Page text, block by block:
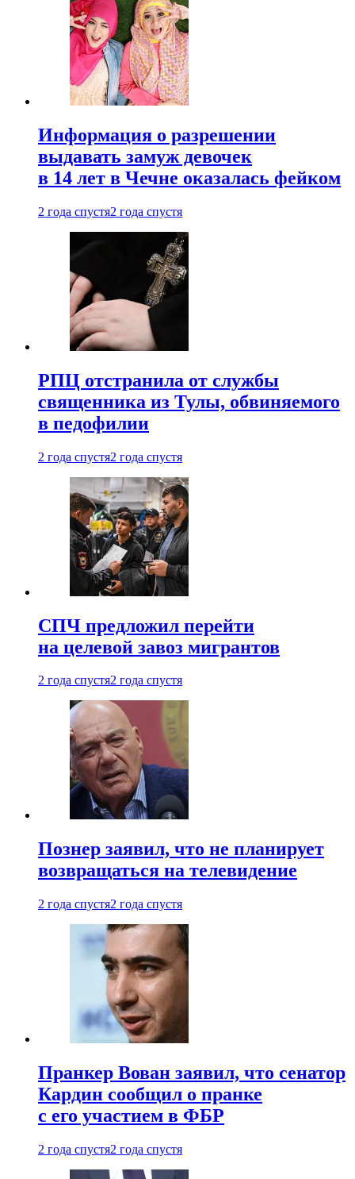
Информация о разрешении
выдавать замуж девочек
в 14 лет в Чечне оказалась фейком
2 года спустя2 года спустя
РПЦ отстранила от службы
священника из Тулы, обвиняемого
в педофилии
2 года спустя2 года спустя
СПЧ предложил перейти
на целевой завоз мигрантов
2 года спустя2 года спустя
Познер заявил, что не планирует
возвращаться на телевидение
2 года спустя2 года спустя
Пранкер Вован заявил, что сенатор
Кардин сообщил о пранке
с его участием в ФБР
2 года спустя2 года спустя